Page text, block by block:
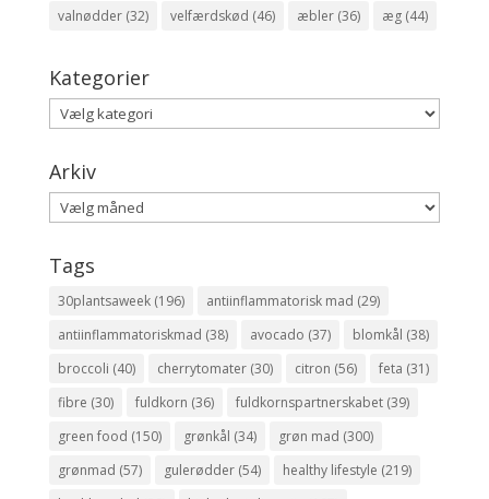
valnødder(32) velfærdskød (46) æbler(36) æg(44)
Kategorier
Kategorier
Arkiv
Arkiv
Tags
30plantsaweek(196) antiinflammatorisk mad (29)
antiinflammatoriskmad (38) avocado (37) blomkål (38)
broccoli (40) cherrytomater(30) citron (56) feta (31)
fibre (30) fuldkorn (36) fuldkornspartnerskabet(39)
green food (150) grønkål (34) grøn mad (300)
grønmad (57) gulerødder(54) healthy lifestyle (219)